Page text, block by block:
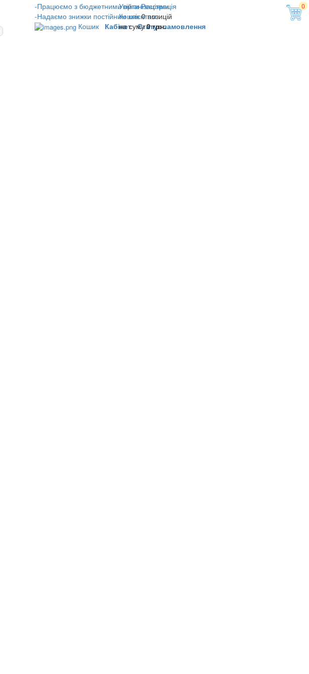
0
-Працюємо з бюджетними організаціями
-Надаємо знижки постійним клієнтам
Кошик
Кабінет Статус замовлення
Увійти Реєстрація
Кошик0 позицій
на суму0 грн.